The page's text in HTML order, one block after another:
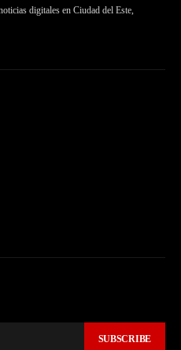
digitales en Ciudad del Este,
SUBSCRIBE